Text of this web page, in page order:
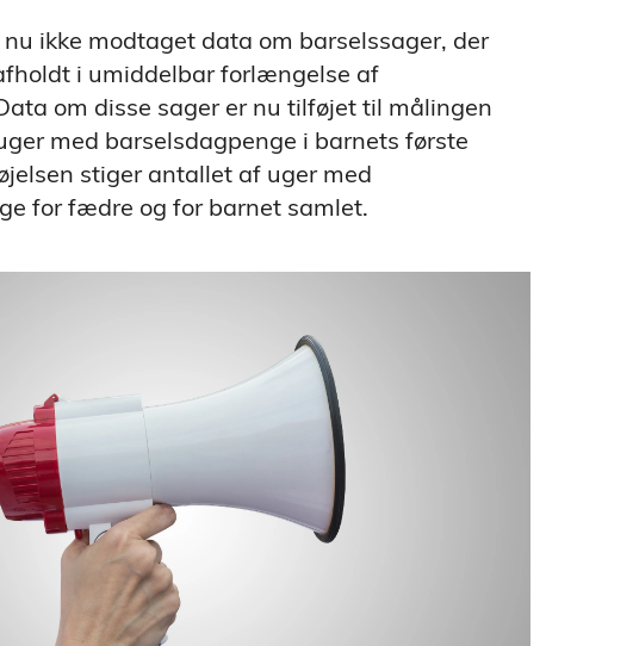
nu ikke modtaget data om barselssager, der
i umiddelbar forlængelse af
om disse sager er nu tilføjet til målingen
med barselsdagpenge i barnets første
stiger antallet af uger med
for fædre og for barnet samlet.